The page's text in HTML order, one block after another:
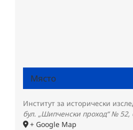
Място
Институт за исторически
бул. „Шипченски проход“ № 52,
+ Google Map